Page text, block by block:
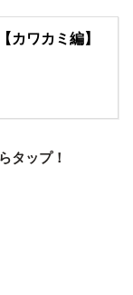
カワカミ編】
タップ！